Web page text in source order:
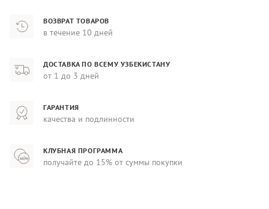
ВОЗВРАТ ТОВАРОВ
в течение 10 дней
ДОСТАВКА ПО ВСЕМУ УЗБЕКИСТАНУ
от 1 до 3 дней
ГАРАНТИЯ
качества и подлинности
КЛУБНАЯ ПРОГРАММА
получайте до 15% от суммы покупки